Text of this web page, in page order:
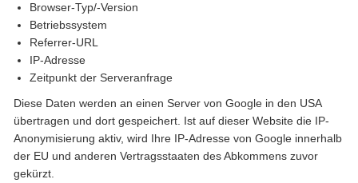
Browser-Typ/-Version
Betriebssystem
Referrer-URL
IP-Adresse
Zeitpunkt der Serveranfrage
Diese Daten werden an einen Server von Google in den USA
übertragen und dort gespeichert. Ist auf dieser Website die IP-
Anonymisierung aktiv, wird Ihre IP-Adresse von Google innerhalb
der EU und anderen Vertragsstaaten des Abkommens zuvor
gekürzt.